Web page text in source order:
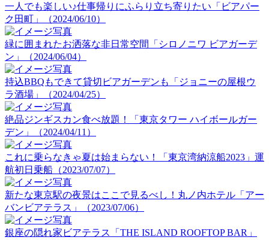
一人でも楽しい♪仕事帰りにふらり立ち寄りたい「ビアパー
ク田町」（2024/06/10）
緑に囲まれたお洒落な非日常空間「シロノニワ ビアガーデ
ン」（2024/06/04）
持込BBQもできて貸切ビアガーデンも「ジョニーの屋根ウ
ラ酒場」（2024/04/25）
絶品ジンギスカン食べ放題！「東京タワー ハイボールガー
デン」（2024/04/11）
これに乗らなきゃ夏は始まらない！「東京湾納涼船2023」運
航初日乗船（2023/07/07）
新たな東京駅の夜景はここで見るべし！丸ノ内ホテル「アー
バンビアテラス」（2023/07/06）
銀座の隠れ家ビアテラス「THE ISLAND ROOFTOP BAR」